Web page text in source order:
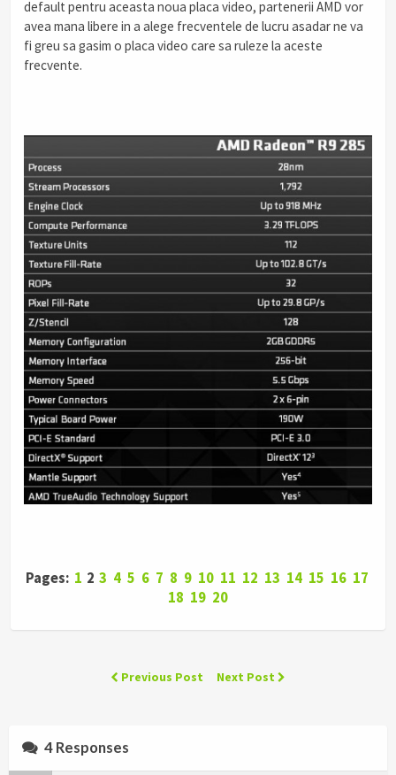
default pentru aceasta noua placa video, partenerii AMD vor
avea mana libere in a alege frecventele de lucru asadar ne va
fi greu sa gasim o placa video care sa ruleze la aceste
frecvente.
Pages: 1 2 3 4 5 6 7 8 9 10 11 12 13 14 15 16 17
18 19 20
Previous Post Next Post
4 Responses